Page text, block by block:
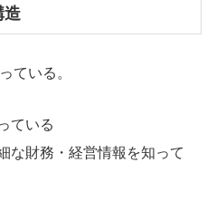
造
ている。
ている
な財務・経営情報を知って